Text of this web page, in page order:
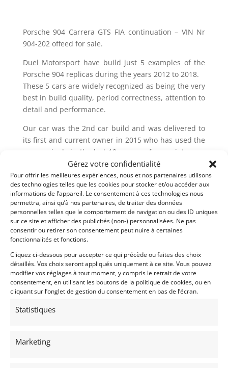
Gérez votre confidentialité
Pour offrir les meilleures expériences, nous et nos partenaires utilisons
des technologies telles que les cookies pour stocker et/ou accéder aux
informations de l’appareil. Le consentement à ces technologies nous
permettra, ainsi qu’à nos partenaires, de traiter des données
personnelles telles que le comportement de navigation ou des ID uniques
sur ce site et afficher des publicités (non-) personnalisées. Ne pas
consentir ou retirer son consentement peut nuire à certaines
fonctionnalités et fonctions.
Cliquez ci-dessous pour accepter ce qui précède ou faites des choix
détaillés. Vos choix seront appliqués uniquement à ce site. Vous pouvez
modifier vos réglages à tout moment, y compris le retrait de votre
consentement, en utilisant les boutons de la politique de cookies, ou en
cliquant sur l’onglet de gestion du consentement en bas de l’écran.
Statistiques
Marketing
Porsche 904 Carrera GTS FIA continuation – VIN Nr
904-202 offeed for sale.
Duel Motorsport have build just 5 examples of the
Porsche 904 replicas during the years 2012 to 2018.
These 5 cars are widely recognized as being the very
best in build quality, period correctness, attention to
detail and performance.
Our car was the 2nd car build and was delivered to
its first and current owner in 2015 who has used the
car sparingly in the last 10 years: a few sprint races
at Zandvoort with the odometer showing just 2 775
km, corresponding to about 20 hours running.
Never crashed or even slightly damaged, this 904
presents in as-new condition. The bodywork is an
exacting copy using moulds of a genuine 904. It
features a heated windscreen, 110 liter fuel tank, fire
system and lap timer.
Every nut and bolt is correct as are the various small
details such as, bonnet clamps, fuel filler, wipers,
Talbot side mirrors and its 904 Carrrera GTS script
on the tail.
The 2.0 liter flat 6 cylinder engine has a 901 casing
original IDA46 triple Weber Carburettors, delivering
around 230 bhp.